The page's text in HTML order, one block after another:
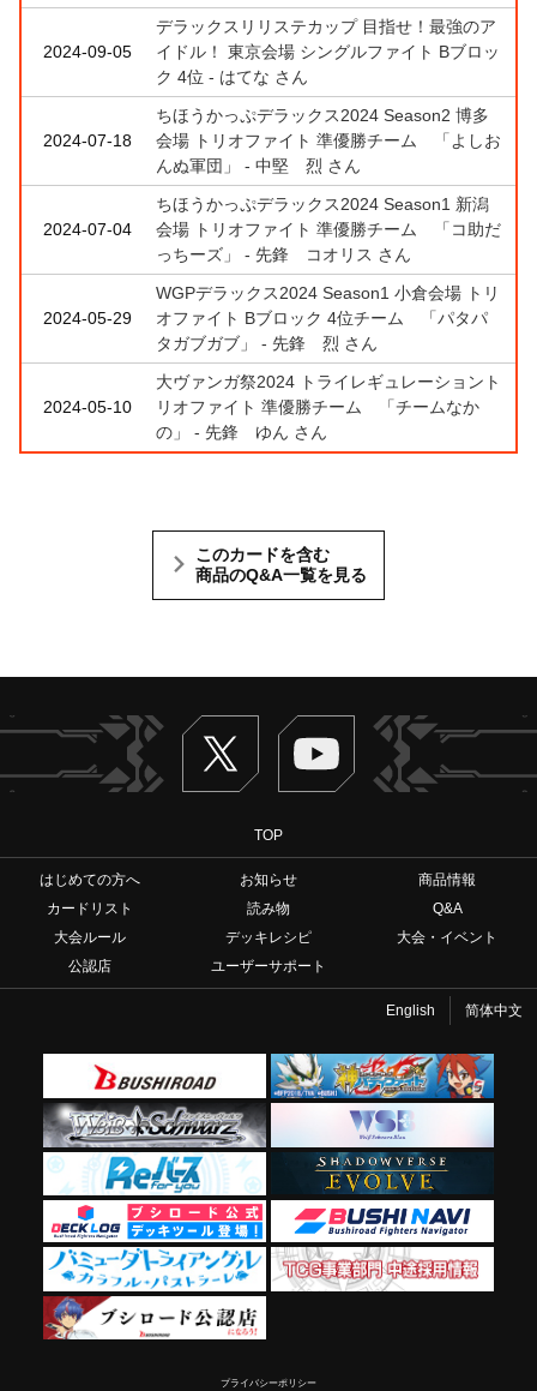
2024-09-05
デラックスリリステカップ 目指せ！最強のア
イドル！ 東京会場 シングルファイト Bブロッ
ク 4位 - はてな さん
2024-07-18
ちほうかっぷデラックス2024 Season2 博多
会場 トリオファイト 準優勝チーム 「よしお
んぬ軍団」 - 中堅 烈 さん
2024-07-04
ちほうかっぷデラックス2024 Season1 新潟
会場 トリオファイト 準優勝チーム 「コ助だ
っちーズ」 - 先鋒 コオリス さん
2024-05-29
WGPデラックス2024 Season1 小倉会場 トリ
オファイト Bブロック 4位チーム 「パタパ
タガブガブ」 - 先鋒 烈 さん
2024-05-10
大ヴァンガ祭2024 トライレギュレーショント
リオファイト 準優勝チーム 「チームなか
の」 - 先鋒 ゆん さん
このカードを含む
商品のQ&A一覧を見る
Twitter ヴァンガードch
TOP
はじめての方へ お知らせ
商品情報
カードリスト
読み物
Q&A
大会ルール
デッキレシピ
大会・イベント
公認店
ユーザーサポート
English 简体中文
プライバシーポリシー